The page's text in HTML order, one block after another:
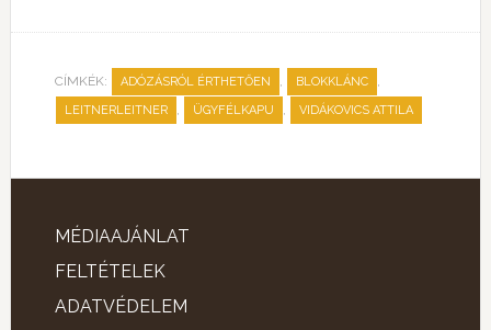
CÍMKÉK: ADÓZÁSRÓL ÉRTHETŐEN , BLOKKLÁNC ,
LEITNERLEITNER , ÜGYFÉLKAPU , VIDÁKOVICS ATTILA
MÉDIAAJÁNLAT
FELTÉTELEK
ADATVÉDELEM